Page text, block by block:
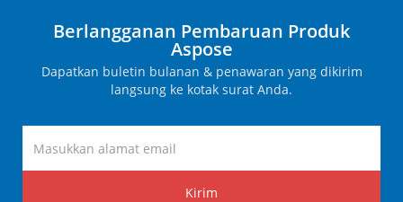
Berlangganan Pembaruan Produk
Aspose
Dapatkan buletin bulanan & penawaran yang dikirim
langsung ke kotak surat Anda.
Kirim